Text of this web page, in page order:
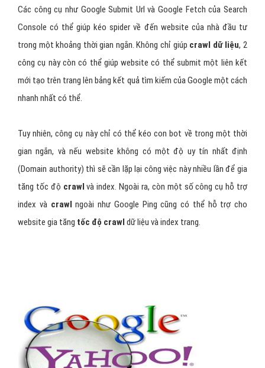
Các công cụ như Google Submit Url và Google Fetch của Search
Console có thể giúp kéo spider về đến website của nhà đầu tư
trong một khoảng thời gian ngắn. Không chỉ giúp crawl dữ liệu, 2
công cụ này còn có thể giúp website có thể submit một liên kết
mới tạo trên trang lên bảng kết quả tìm kiếm của Google một cách
nhanh nhất có thể.
Tuy nhiên, công cụ này chỉ có thể kéo con bot về trong một thời
gian ngắn, và nếu website không có một độ uy tín nhất định
(Domain authority) thì sẽ cần lặp lại công việc này nhiều lần để gia
tăng tốc độ crawl và index. Ngoài ra, còn một số công cụ hỗ trợ
index và crawlngoài như Google Ping cũng có thể hỗ trợ cho
website gia tăng tốc độ crawl dữ liệu và index trang.